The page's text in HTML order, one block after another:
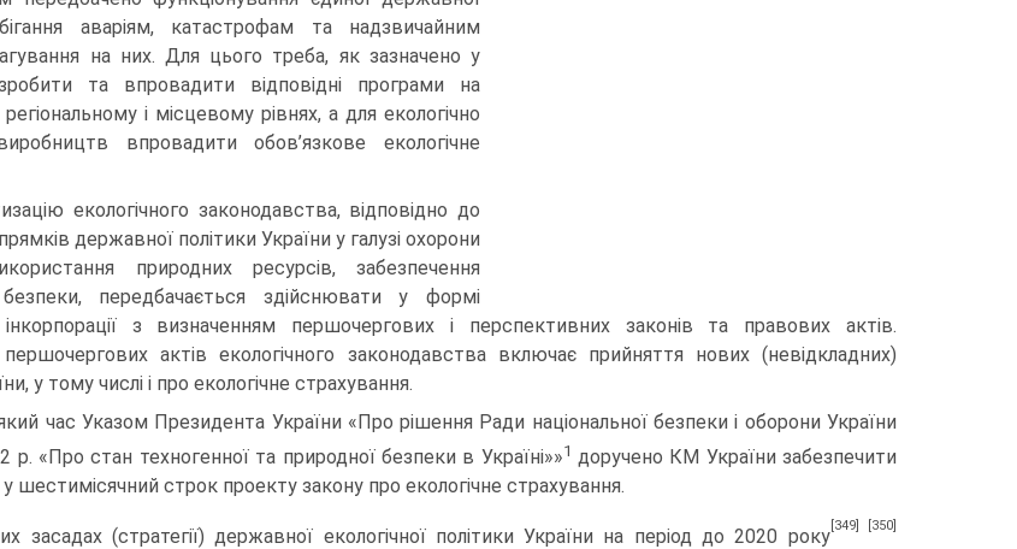
аваріям, катастрофам та надзвичайним
на них. Для цього треба, як зазначено у
та впровадити відповідні прог­рами на
і місцевому рівнях, а для екологічно
впровадити обов’язкове еколо­гічне
екологічного законодавства, відповідно до
державної політики України у галузі охорони
природних ресурсів, забезпечення
безпеки, передбачається здійснювати у формі
інкорпорації з визначенням першочергових і перспективних законів та правових актів.
першочергових актів екологічного законодавства включає прийняття нових (невідкладних)
у тому числі і про екологічне страхування.
час Указом Президента України «Про рішення Ради національної безпеки і оборони України
р. «Про стан техногенної та природної безпеки в Україні»»1 доручено КМ України забезпечити
шестимісячний строк проекту закону про екологічне страхування.
засадах (стратегії) державної екологічної політики України на період до 2020 року
[349] [350]